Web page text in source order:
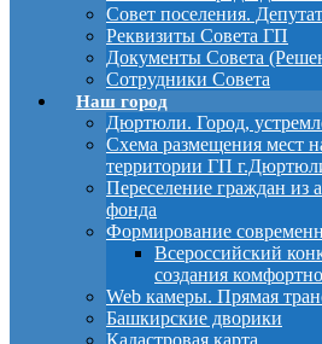
Совет поселения.
Реквизиты Совета ГП
Документы Совета
Сотрудники Совета
Наш город
Дюртюли. Город,
Схема размещения мест
территории ГП
Переселение граждан
фонда
Формирование
Всероссийский
создания
Web камеры. Прямая
Башкирские дворики
Кадастровая карта